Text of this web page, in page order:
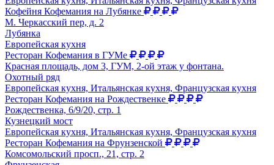
Кофейня Кофемания на Лубянке
М. Черкасский пер, д. 2
Лубянка
Европейская кухня
Ресторан Кофемания в ГУМе
Красная площадь, дом 3, ГУМ, 2-ой этаж у фонтана.
Охотный ряд
Европейская кухня, Итальянская кухня, Французская кухня
Ресторан Кофемания на Рождественке
Рождественка, 6/9/20, стр. 1
Кузнецкий мост
Европейская кухня, Итальянская кухня, Французская кухня
Ресторан Кофемания на Фрунзенской
Комсомольский просп., 21, стр. 2